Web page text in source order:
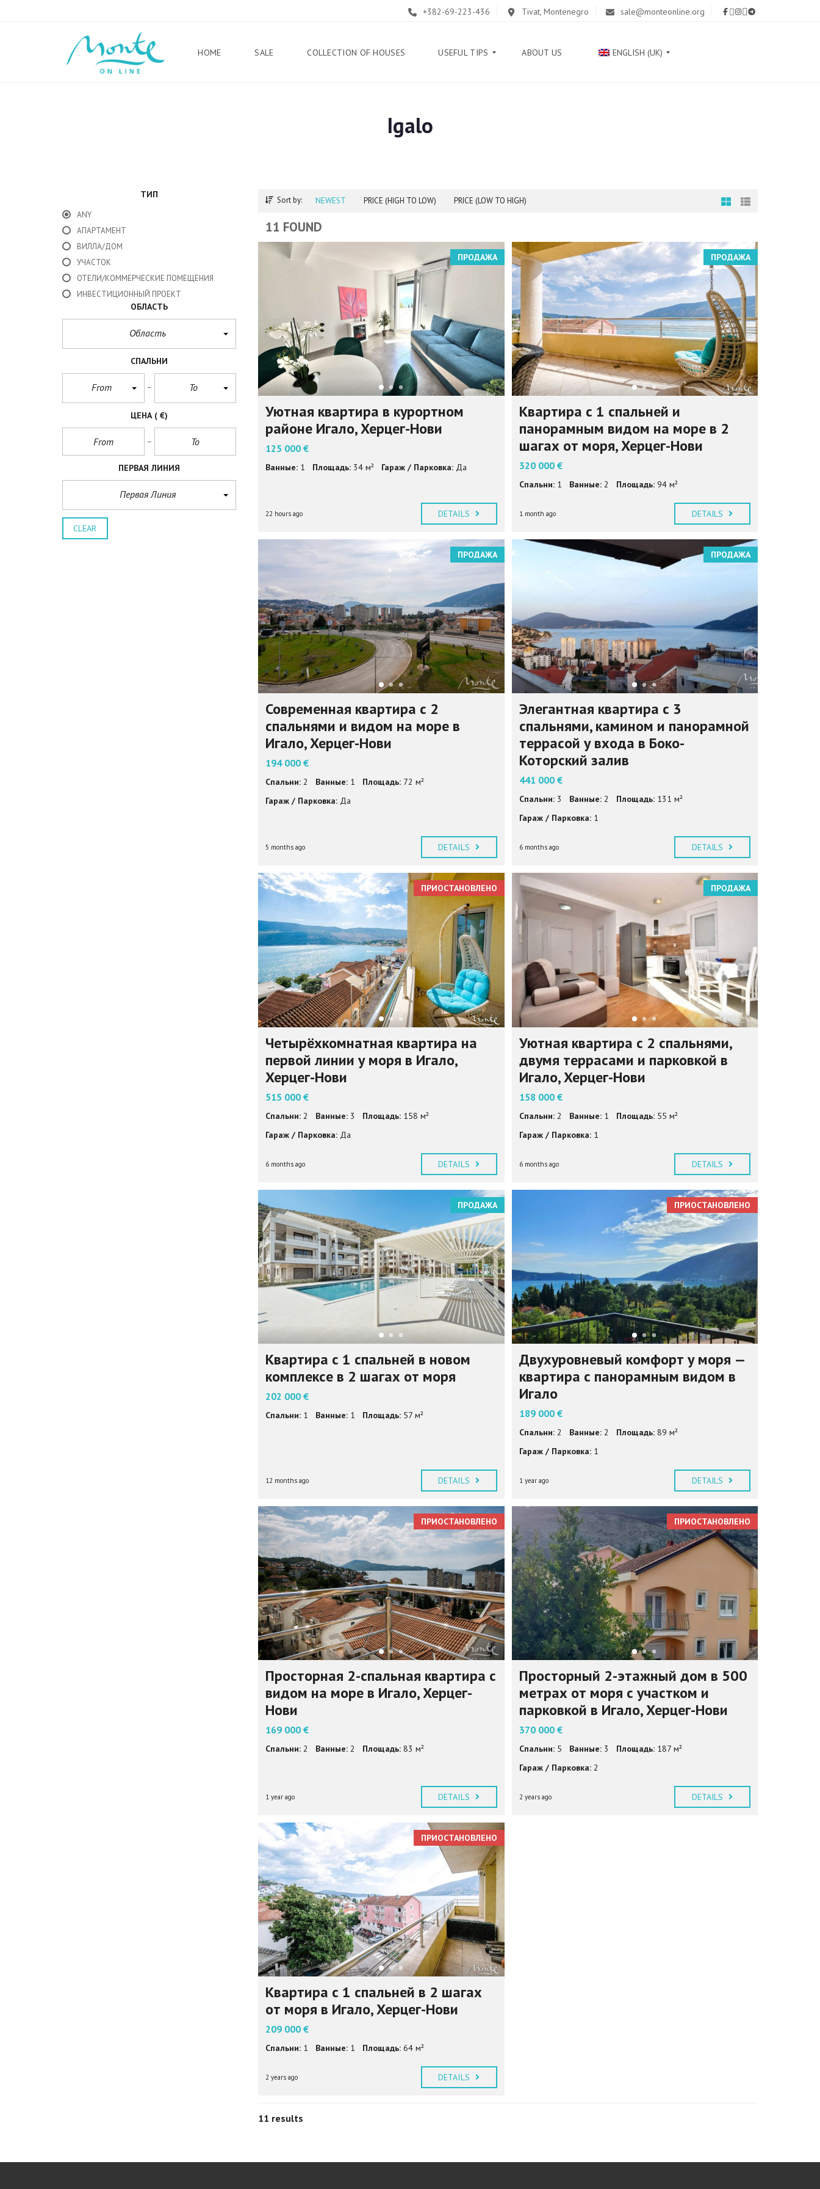
+382-69-223-436 Tivat, Montenegro sale@monteonline.org
HOME SALE COLLECTION OF HOUSES USEFUL TIPS
E
L
I
N
F
O
R
M
A
T
I
O
N
ABOUT US ENGLISH (UK)
Р
П
С
К
И
Ј
Е
И
К
Igalo
ТИП
ANY
АПАРТАМЕНТ
ВИЛЛА/ДОМ
УЧАСТОК
ОТЕЛИ/КОММЕРЧЕСКИЕ ПОМЕЩЕНИЯ
ИНВЕСТИЦИОННЫЙ ПРОЕКТ
ОБЛАСТЬ
Область
СПАЛЬНИ
From To
ЦЕНА ( €)
ПЕРВАЯ ЛИНИЯ
Первая Линия
CLEAR
Sort by: NEWEST PRICE (HIGH TO LOW) PRICE (LOW TO HIGH)
11 FOUND
ПРОДАЖА
Уютная квартира в курортном
районе Игало, Херцег-Нови
125 000 €
Ванные: 1 Площадь: 34 м² Гараж / Парковка: Да
22 hours ago DETAILS
ПРОДАЖА
Квартира с 1 спальней и
панорамным видом на море в 2
шагах от моря, Херцег-Нови
320 000 €
Спальни: 1 Ванные: 2 Площадь: 94 м²
1 month ago DETAILS
ПРОДАЖА
Современная квартира с 2
спальнями и видом на море в
Игало, Херцег-Нови
194 000 €
Спальни: 2 Ванные: 1 Площадь: 72 м²
Гараж / Парковка: Да
5 months ago DETAILS
ПРОДАЖА
Элегантная квартира с 3
спальнями, камином и панорамной
террасой у входа в Боко-
Которский залив
441 000 €
Спальни: 3 Ванные: 2 Площадь: 131 м²
Гараж / Парковка: 1
6 months ago DETAILS
ПРИОСТАНОВЛЕНО
Четырёхкомнатная квартира на
первой линии у моря в Игало,
Херцег-Нови
515 000 €
Спальни: 2 Ванные: 3 Площадь: 158 м²
Гараж / Парковка: Да
6 months ago DETAILS
ПРОДАЖА
Уютная квартира с 2 спальнями,
двумя террасами и парковкой в
Игало, Херцег-Нови
158 000 €
Спальни: 2 Ванные: 1 Площадь: 55 м²
Гараж / Парковка: 1
6 months ago DETAILS
ПРОДАЖА
Квартира с 1 спальней в новом
комплексе в 2 шагах от моря
202 000 €
Спальни: 1 Ванные: 1 Площадь: 57 м²
12 months ago DETAILS
ПРИОСТАНОВЛЕНО
Двухуровневый комфорт у моря —
квартира с панорамным видом в
Игало
189 000 €
Спальни: 2 Ванные: 2 Площадь: 89 м²
Гараж / Парковка: 1
1 year ago DETAILS
ПРИОСТАНОВЛЕНО
Просторная 2-спальная квартира с
видом на море в Игало, Херцег-
Нови
169 000 €
Спальни: 2 Ванные: 2 Площадь: 83 м²
1 year ago DETAILS
ПРИОСТАНОВЛЕНО
Просторный 2-этажный дом в 500
метрах от моря с участком и
парковкой в Игало, Херцег-Нови
370 000 €
Спальни: 5 Ванные: 3 Площадь: 187 м²
Гараж / Парковка: 2
2 years ago DETAILS
ПРИОСТАНОВЛЕНО
Квартира с 1 спальней в 2 шагах
от моря в Игало, Херцег-Нови
209 000 €
Спальни: 1 Ванные: 1 Площадь: 64 м²
2 years ago DETAILS
11 results